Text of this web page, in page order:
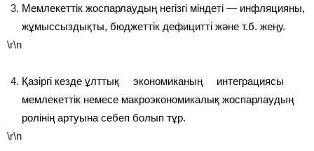
Мемлекеттік жоспарлаудың негізгі міндеті — инфляцияны,
жұмыссыздықты, бюджеттік дефицитті және т.б. жеңу.
\r\n
Қазіргі кезде ұлттық экономиканың интеграциясы
мемлекеттік немесе макроэкономикалық жоспарлаудың
ролінің артуына себеп болып тұр.
\r\n